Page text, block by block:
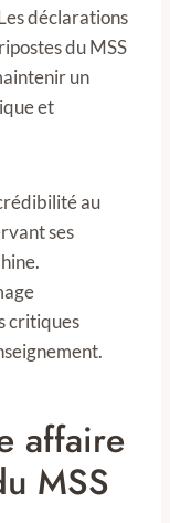
déclarations
du MSS
un
et
au
ses
critiques
affaire
MSS